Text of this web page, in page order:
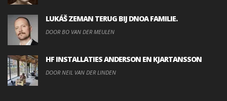
LUKÁŠ ZEMAN TERUG BIJ DNOA FAMILIE.
DOOR BO VAN DER MEULEN
HF INSTALLATIES ANDERSON EN KJARTANSSON
DOOR NEIL VAN DER LINDEN